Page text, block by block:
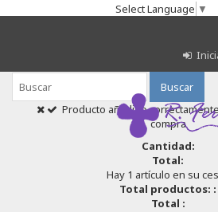
Select Language ▼
Buscar
Producto añadido
compra
Cantidad:
Total:
Hay 1 artículo en su
Total productos: :
Total :